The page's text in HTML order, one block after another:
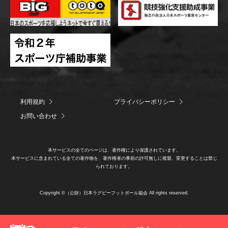
利用規約
プライバシーポリシー
お問い合わせ
本サービスの全てのページは、著作権により保護されています。
本サービスに含まれている全ての著作物を、著作権者の事前の許可無しに複製、変更することは禁じ
られております。
Copyright ©（公財）日本ラグビーフットボール協会 All rights reserved.